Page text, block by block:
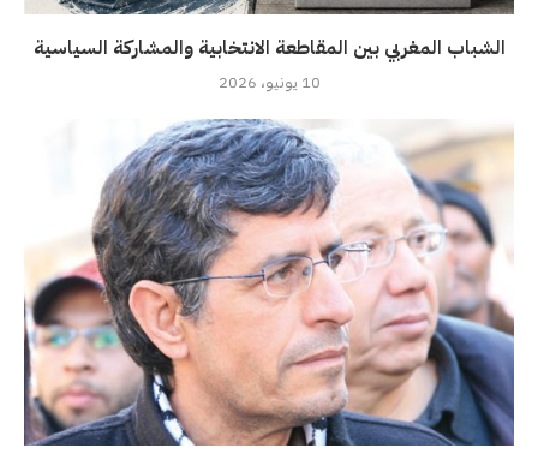
الشباب المغربي بين المقاطعة الانتخابية والمشاركة السياسية
10 يونيو، 2026